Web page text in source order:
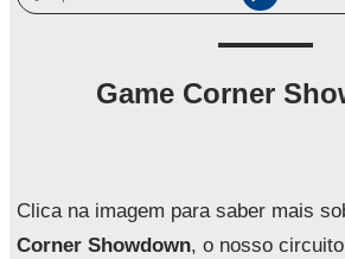
e
a
r
Game Corner
Clica na imagem para saber mais
Corner Showdown, o nosso